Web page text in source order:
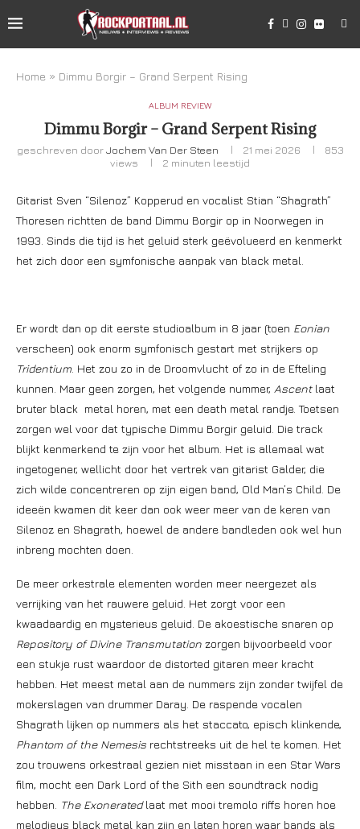
Home » Dimmu Borgir – Grand Serpent Rising
ALBUM REVIEW
Dimmu Borgir – Grand Serpent Rising
geschreven doorJochem Van Der Steen 21 mei 2026
853
views
2 minuten leestijd
Gitarist Sven “Silenoz” Kopperud en vocalist Stian “Shagrath”
Thoresen richtten de band Dimmu Borgir op in Noorwegen in
1993. Sinds die tijd is het geluid sterk geëvolueerd en kenmerkt
het zich door een symfonische aanpak van black metal.
Er wordt dan op dit eerste studioalbum in 8 jaar (toen Eonian
verscheen) ook enorm symfonisch gestart met strijkers op
Tridentium . Het zou zo in de Droomvlucht of zo in de Efteling
kunnen. Maar geen zorgen, het volgende nummer, Ascentlaat
bruter black metal horen, met een death metal randje. Toetsen
zorgen wel voor dat typische Dimmu Borgir geluid. Die track
blijkt kenmerkend te zijn voor het album. Het is allemaal wat
ingetogener, wellicht door het vertrek van gitarist Galder, die
zich wilde concentreren op zijn eigen band, Old Man’s Child. De
ideeën kwamen dit keer dan ook weer meer van de keren van
Silenoz en Shagrath, hoewel de andere bandleden ook wel hun
inbreng mochten doen.
De meer orkestrale elementen worden meer neergezet als
verrijking van het rauwere geluid. Het zorgt voor een
kwaadaardig en mysterieus geluid. De akoestische snaren op
Repository of Divine Transmutation zorgen bijvoorbeeld voor
een stukje rust waardoor de distorted gitaren meer kracht
hebben. Het meest metal aan de nummers zijn zonder twijfel de
mokerslagen van drummer Daray. De raspende vocalen
Shagrath lijken op nummers als het staccato, episch klinkende,
Phantom of the Nemesis rechtstreeks uit de hel te komen. Het
zou trouwens orkestraal gezien niet misstaan in een Star Wars
film, mocht een Dark Lord of the Sith een soundtrack nodig
hebben. The Exoneratedlaat met mooi tremolo riffs horen hoe
melodieus black metal kan zijn en laten horen waar bands als